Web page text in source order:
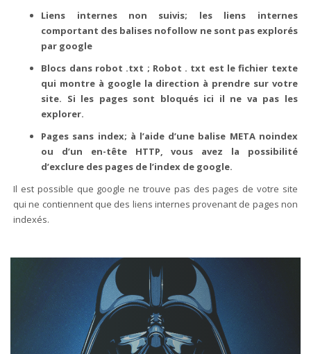
Liens internes non suivis; les liens internes
comportant des balises nofollow ne sont pas explorés
par google
Blocs dans robot .txt ; Robot . txt est le fichier texte
qui montre à google la direction à prendre sur votre
site. Si les pages sont bloqués ici il ne va pas les
explorer.
Pages sans index; à l’aide d’une balise META noindex
ou d’un en-tête HTTP, vous avez la possibilité
d’exclure des pages de l’index de google.
Il est possible que google ne trouve pas des pages de votre site
qui ne contiennent que des liens internes provenant de pages non
indexés.